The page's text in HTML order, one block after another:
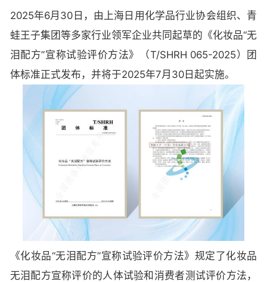
2025年6月30日，由上海日用化学品行业协会组织、青
蛙王子集团等多家行业领军企业共同起草的《化妆品“无
泪配方”宣称试验评价方法》（T/SHRH 065-2025）团
体标准正式发布，并将于2025年7月30日起实施。
《化妆品“无泪配方”宣称试验评价方法》规定了化妆品
无泪配方宣称评价的人体试验和消费者测试评价方法，